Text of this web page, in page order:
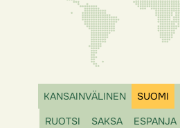
KANSAINVÄLINEN SUOMI
RUOTSI
SAKSA ESPANJA